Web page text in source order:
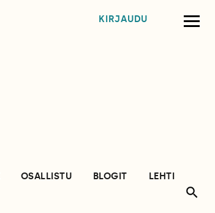
KIRJAUDU
OSALLISTU BLOGIT
LEHTI